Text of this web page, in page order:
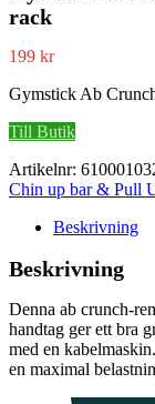
rack
199 kr
Gymstick Ab
Till Butik
Artikelnr:
Chin up bar & Pull
Beskrivning
Beskrivning
Denna ab crunch-
handtag ger ett bra
med en
en maximal